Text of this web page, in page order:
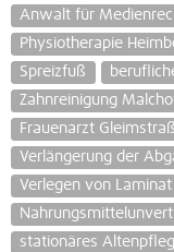
Anwalt für
Physiotherapie
Spreizfuß
Zahnreinigung
Frauenarzt
Verlängerung der
Verlegen von Laminat
stationäres